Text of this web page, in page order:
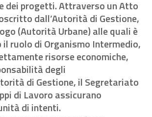
dei progetti. Attraverso un Atto
dall’Autorità di Gestione,
(Autorità Urbane) alle quali è
ruolo di Organismo Intermedio,
risorse economiche,
degli
di Gestione, il Segretariato
di Lavoro assicurano
di intenti.